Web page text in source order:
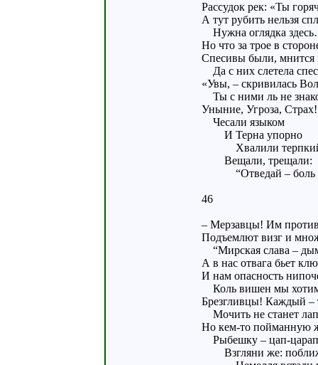
Рассудок рек: «Ты
А тут рубить нельзя
Нужна оглядка
Но что за трое в
Спесивы были, мнится
Да с них слетела
«Увы, – скривилась
Ты с ними ль не
Уныние, Угроза,
Чесали языком
И Терна упорно
Хвалили терпкий
Вещали, трещали:
“Отведай – боль
46
– Мерзавцы! Им
Подъемлют визг и
“Мирская слава –
А в нас отвага бьет
И нам опасность
Коль вишен мы
Брезгливцы! Каждый –
Мочить не станет
Но кем-то пойманную
Рыбешку – цап-
Взгляни же: